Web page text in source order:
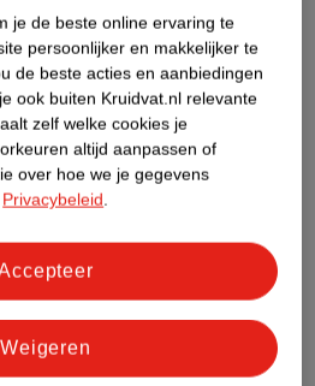
heeft (nog) geen Nature
Score.
informatie
je de beste online ervaring te
persoonlijker en makkelijker te
de beste acties en aanbiedingen
ook buiten Kruidvat.nl relevante
zelf welke cookies je
altijd aanpassen of
over hoe we je gegevens
Privacybeleid.
Weigeren